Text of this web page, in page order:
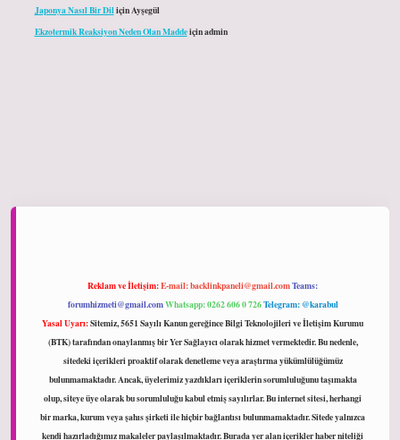
Japonya Nasıl Bir DiliçinAyşegül
Ekzotermik Reaksiyon Neden Olan Maddeiçinadmin
Reklam ve İletişim:E-mail:backlinkpaneli@gmail.comTeams:
forumhizmeti@gmail.comWhatsapp: 0262 606 0 726Telegram: @karabul
Yasal Uyarı:Sitemiz, 5651 Sayılı Kanun gereğince Bilgi Teknolojileri ve İletişim Kurumu
(BTK) tarafından onaylanmış bir Yer Sağlayıcı olarak hizmet vermektedir. Bu nedenle,
sitedeki içerikleri proaktif olarak denetleme veya araştırma yükümlülüğümüz
bulunmamaktadır. Ancak, üyelerimiz yazdıkları içeriklerin sorumluluğunu taşımakta
olup, siteye üye olarak bu sorumluluğu kabul etmiş sayılırlar. Bu internet sitesi, herhangi
bir marka, kurum veya şahıs şirketi ile hiçbir bağlantısı bulunmamaktadır. Sitede yalnızca
kendi hazırladığımız makaleler paylaşılmaktadır. Burada yer alan içerikler haber niteliği